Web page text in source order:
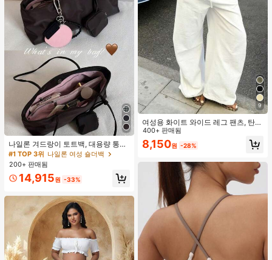
나일론 겨드랑이 토트백, 대용량 통근
숄더백, 작은 메이크업 백 포함, 펜던
트 미포함, 가벼운 일상 핸드백 (펜던
트 미포함)
#1 TOP 3위 나일론 여성 숄더백
200+ 판매됨
14,915원 -33%
9
여성용 화이트 와이드 레그 팬츠, 탄력
허리 끈, 루즈 릴랙스 핏, 가벼운 통기
성 캐주얼 바지, 여름 봄, 해변
400+ 판매됨
8,150원 -28%